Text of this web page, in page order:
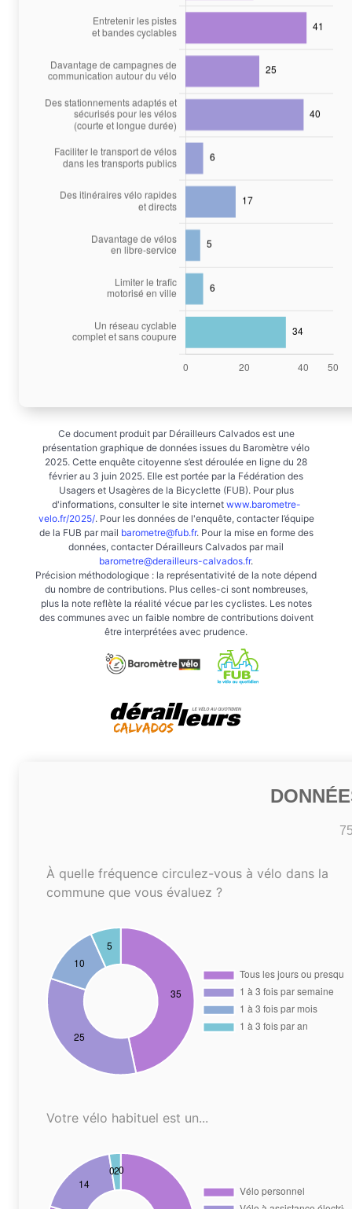
Ce document produit par Dérailleurs Calvados est une
présentation graphique de données issues du Baromètre vélo
2025. Cette enquête citoyenne s’est déroulée en ligne du 28
février au 3 juin 2025. Elle est portée par la Fédération des
Usagers et Usagères de la Bicyclette (FUB). Pour plus
d'informations, consulter le site internet www.barometre-
velo.fr/2025/. Pour les données de l'enquête, contacter l’équipe
de la FUB par mail barometre@fub.fr. Pour la mise en forme des
données, contacter Dérailleurs Calvados par mail
barometre@derailleurs-calvados.fr.
Précision méthodologique : la représentativité de la note dépend
du nombre de contributions. Plus celles-ci sont nombreuses,
plus la note reflète la réalité vécue par les cyclistes. Les notes
des communes avec un faible nombre de contributions doivent
être interprétées avec prudence.
À quelle fréquence circulez-vous à vélo dans la
commune que vous évaluez ?
Votre vélo habituel est un...